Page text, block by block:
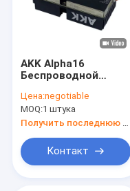
AKK Alpha16
Беспроводной
5.8G 16W FPV VTX
96CH для передачи
изображения с RC
Цена:negotiable
MOQ:1 штука
Контакт